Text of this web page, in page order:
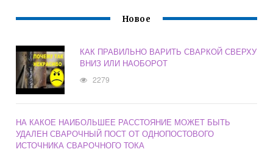
Новое
КАК ПРАВИЛЬНО ВАРИТЬ СВАРКОЙ СВЕРХУ
ВНИЗ ИЛИ НАОБОРОТ
2279
НА КАКОЕ НАИБОЛЬШЕЕ РАССТОЯНИЕ МОЖЕТ БЫТЬ
УДАЛЕН СВАРОЧНЫЙ ПОСТ ОТ ОДНОПОСТОВОГО
ИСТОЧНИКА СВАРОЧНОГО ТОКА